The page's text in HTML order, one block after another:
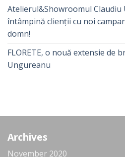
Atelierul&Showroomul Claudiu
întâmpină clienții cu noi
domn!
FLORETE, o nouă extensie de
Ungureanu
Archives
November 2020